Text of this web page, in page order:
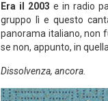
Era il 2003 e in radio
gruppo lì e questo
panorama italiano, non
se non, appunto, in
Dissolvenza, ancora.